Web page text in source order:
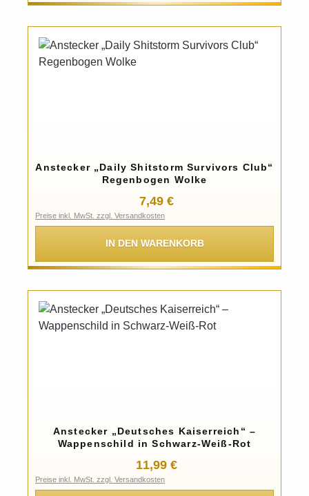
Anstecker „Daily Shitstorm Survivors Club“
Regenbogen Wolke
Regulärer Preis:
7,49 €
Preise inkl. MwSt. zzgl. Versandkosten
IN DEN WARENKORB
Anstecker „Deutsches Kaiserreich“ –
Wappenschild in Schwarz-Weiß-Rot
Regulärer Preis:
11,99 €
Preise inkl. MwSt. zzgl. Versandkosten